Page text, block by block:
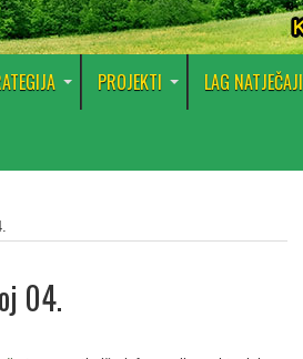
PROJEKTI LAG NATJEČAJI
04.